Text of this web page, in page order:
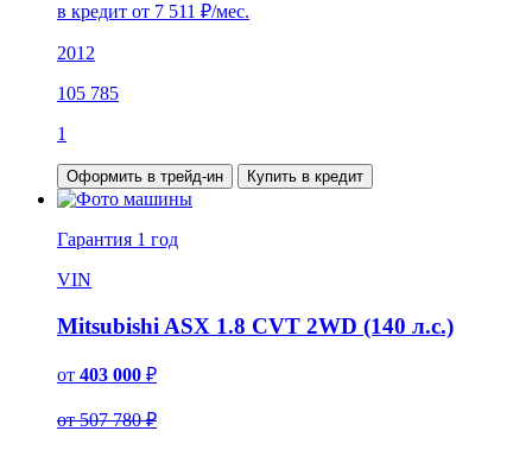
в кредит от 7 511 ₽/мес.
2012
105 785
1
Оформить в трейд-ин Купить в кредит
Гарантия 1 год
VIN
Mitsubishi ASX 1.8 CVT 2WD (140 л.с.)
от 403 000 ₽
от 507 780 ₽